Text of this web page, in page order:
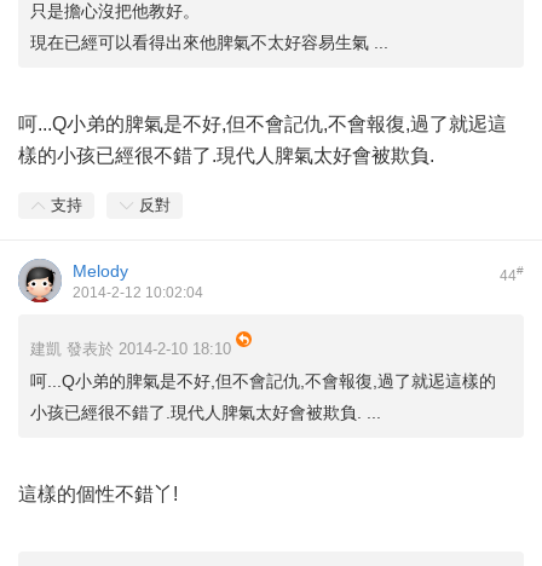
只是擔心沒把他教好。
現在已經可以看得出來他脾氣不太好容易生氣 ...
呵...Q小弟的脾氣是不好,但不會記仇,不會報復,過了就迡這
樣的小孩已經很不錯了.現代人脾氣太好會被欺負.
支持 反對
44#
Melody
2014-2-12 10:02:04
建凱 發表於 2014-2-10 18:10
呵...Q小弟的脾氣是不好,但不會記仇,不會報復,過了就迡這樣的
小孩已經很不錯了.現代人脾氣太好會被欺負. ...
這樣的個性不錯丫!